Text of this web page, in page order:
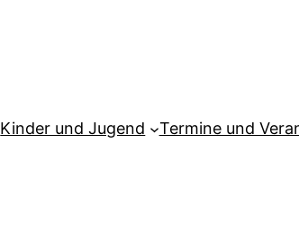
Kinder und Jugend Termine und